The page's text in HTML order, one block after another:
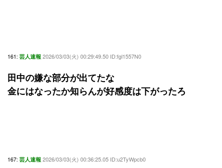
161: 芸人速報 2026/03/03(火) 00:29:49.50 ID:fgl1557N0
田中の嫌な部分が出てたな
金にはなったか知らんが好感度は下がったろ
167: 芸人速報 2026/03/03(火) 00:36:25.05 ID:u2TyWpcb0